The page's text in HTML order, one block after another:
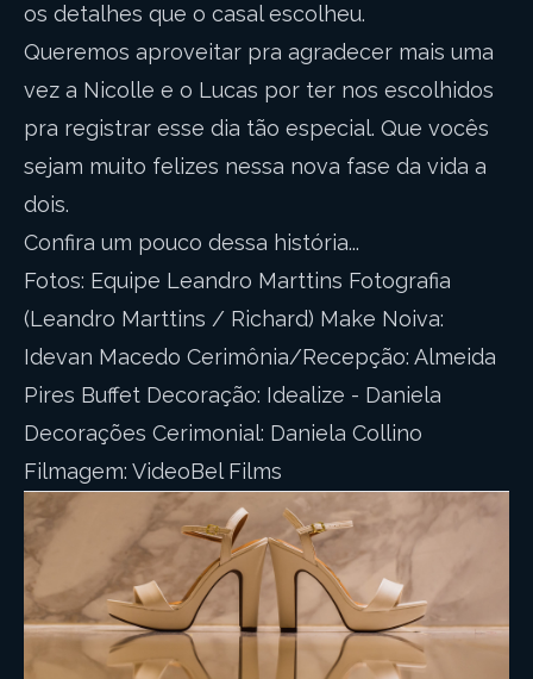
os detalhes que o casal escolheu.
Queremos aproveitar pra agradecer mais uma
vez a Nicolle e o Lucas por ter nos escolhidos
pra registrar esse dia tão especial. Que vocês
sejam muito felizes nessa nova fase da vida a
dois.
Confira um pouco dessa história...
Fotos: Equipe Leandro Marttins Fotografia
(Leandro Marttins / Richard) Make Noiva:
Idevan Macedo Cerimônia/Recepção: Almeida
Pires Buffet Decoração: Idealize - Daniela
Decorações Cerimonial: Daniela Collino
Filmagem: VideoBel Films